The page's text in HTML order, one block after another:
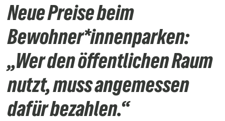
Neue Preise beim
Bewohner*innenparken:
„Wer den öffentlichen Raum
nutzt, muss angemessen
dafür bezahlen.“